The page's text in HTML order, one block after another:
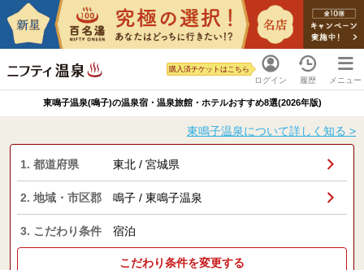
ログイン
購入済チケットはこちら
履歴 メニュー
東鳴子温泉(鳴子)の温泉宿・温泉旅館・ホテルおすすめ8選(2026年版)
東鳴子温泉について詳しく知る >
1. 都道府県 東北 / 宮城県
2. 地域・市区郡 鳴子 / 東鳴子温泉
3. こだわり条件 宿泊
こだわり条件を変更する